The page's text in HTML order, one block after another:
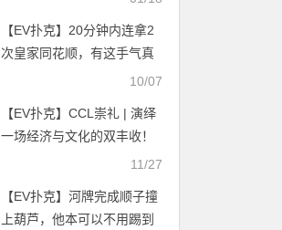
【EV扑克】20分钟内连拿2
次皇家同花顺，有这手气真
10/07
【EV扑克】CCL崇礼 | 演绎
一场经济与文化的双丰收！
主赛B组256人参赛，陈玉领
11/27
【EV扑克】河牌完成顺子撞
上葫芦，他本可以不用踢到